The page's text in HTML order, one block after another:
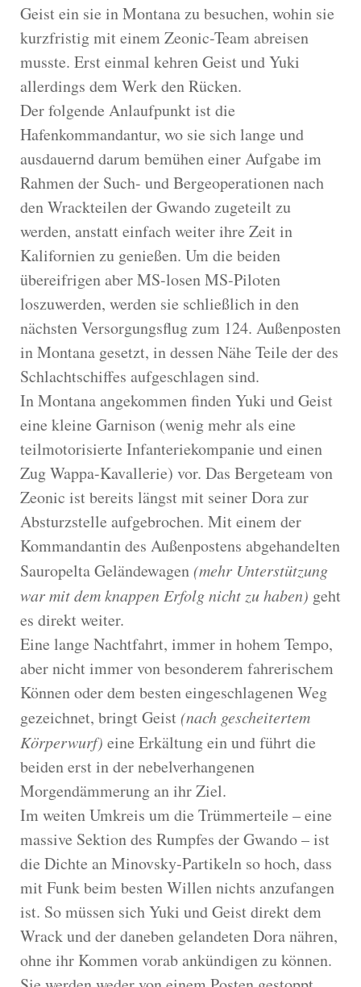
Geist ein sie in Montana zu besuchen, wohin sie
kurzfristig mit einem Zeonic-Team abreisen
musste. Erst einmal kehren Geist und Yuki
allerdings dem Werk den Rücken.
Der folgende Anlaufpunkt ist die
Hafenkommandantur, wo sie sich lange und
ausdauernd darum bemühen einer Aufgabe im
Rahmen der Such- und Bergeoperationen nach
den Wrackteilen der Gwando zugeteilt zu
werden, anstatt einfach weiter ihre Zeit in
Kalifornien zu genießen. Um die beiden
übereifrigen aber MS-losen MS-Piloten
loszuwerden, werden sie schließlich in den
nächsten Versorgungsflug zum 124. Außenposten
in Montana gesetzt, in dessen Nähe Teile der des
Schlachtschiffes aufgeschlagen sind.
In Montana angekommen finden Yuki und Geist
eine kleine Garnison (wenig mehr als eine
teilmotorisierte Infanteriekompanie und einen
Zug Wappa-Kavallerie) vor. Das Bergeteam von
Zeonic ist bereits längst mit seiner Dora zur
Absturzstelle aufgebrochen. Mit einem der
Kommandantin des Außenpostens abgehandelten
Sauropelta Geländewagen (mehr Unterstützung
war mit dem knappen Erfolg nicht zu haben) geht
es direkt weiter.
Eine lange Nachtfahrt, immer in hohem Tempo,
aber nicht immer von besonderem fahrerischem
Können oder dem besten eingeschlagenen Weg
gezeichnet, bringt Geist (nach gescheitertem
Körperwurf) eine Erkältung ein und führt die
beiden erst in der nebelverhangenen
Morgendämmerung an ihr Ziel.
Im weiten Umkreis um die Trümmerteile – eine
massive Sektion des Rumpfes der Gwando – ist
die Dichte an Minovsky-Partikeln so hoch, dass
mit Funk beim besten Willen nichts anzufangen
ist. So müssen sich Yuki und Geist direkt dem
Wrack und der daneben gelandeten Dora nähren,
ohne ihr Kommen vorab ankündigen zu können.